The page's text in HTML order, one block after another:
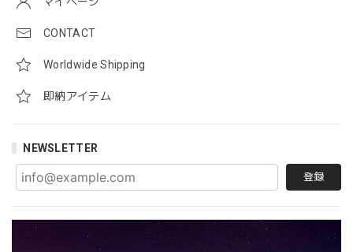
CONTACT
Worldwide Shipping
即納アイテム
NEWSLETTER
登録